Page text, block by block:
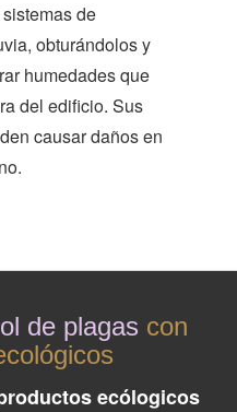
de
obturándolos y
humedades que
del edificio. Sus
causar daños en
de plagas con
ecólogicos